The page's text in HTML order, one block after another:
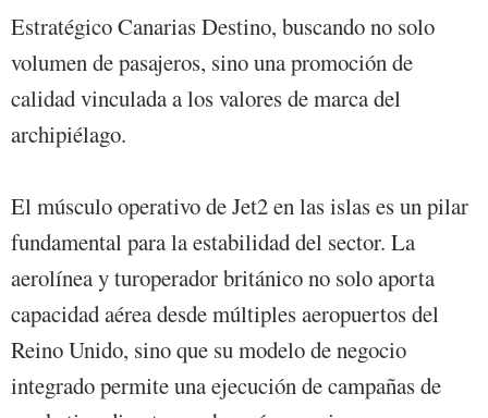
Estratégico Canarias Destino, buscando no solo
volumen de pasajeros, sino una promoción de
calidad vinculada a los valores de marca del
archipiélago.
El músculo operativo de Jet2 en las islas es un pilar
fundamental para la estabilidad del sector. La
aerolínea y turoperador británico no solo aporta
capacidad aérea desde múltiples aeropuertos del
Reino Unido, sino que su modelo de negocio
integrado permite una ejecución de campañas de